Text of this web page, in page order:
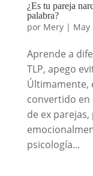
¿Es tu pareja
palabra?
por Mery| May
Aprende a
TLP, apego
Últimamente,
convertido en
de ex
psicología...